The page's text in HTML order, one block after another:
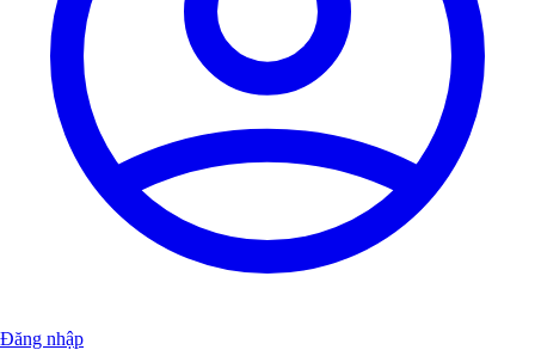
Đăng nhập